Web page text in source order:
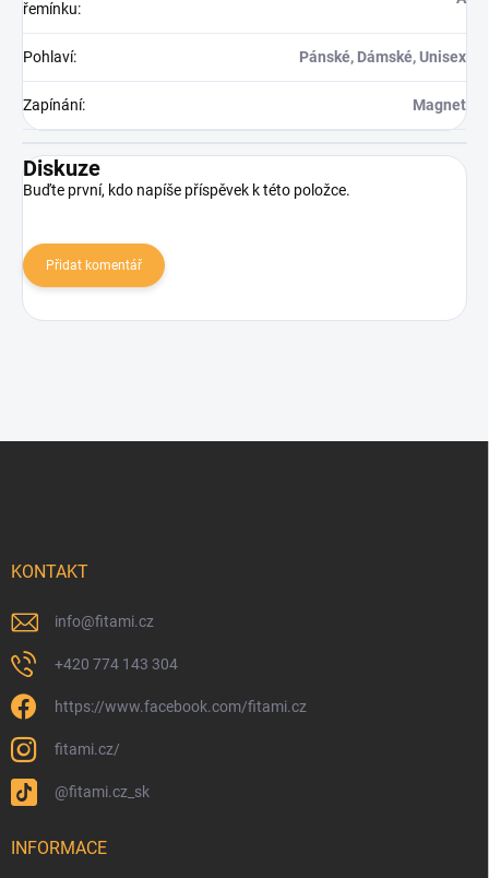
řemínku:
Pohlaví: Pánské, Dámské, Unisex
Zapínání: Magnet
Diskuze
Buďte první, kdo napíše příspěvek k této položce.
Přidat komentář
KONTAKT
info@fitami.cz
+420 774 143 304
https://www.facebook.com/fitami.cz
fitami.cz/
@fitami.cz_sk
INFORMACE